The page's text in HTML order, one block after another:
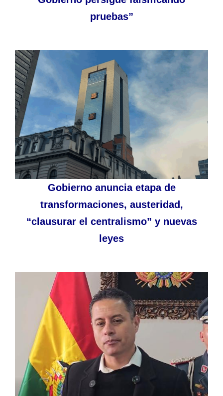
pruebas”
Gobierno anuncia etapa de
transformaciones, austeridad,
“clausurar el centralismo” y nuevas
leyes